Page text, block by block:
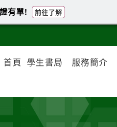
首頁 學生書局 服務簡介
有單! 前往了解